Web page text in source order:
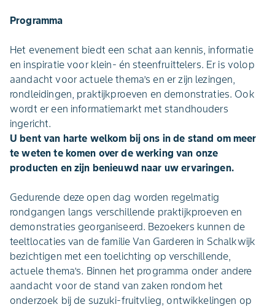
Programma
Het evenement biedt een schat aan kennis, informatie
en inspiratie voor klein- én steenfruittelers. Er is volop
aandacht voor actuele thema’s en er zijn lezingen,
rondleidingen, praktijkproeven en demonstraties. Ook
wordt er een informatiemarkt met standhouders
ingericht.
U bent van harte welkom bij ons in de stand om meer
te weten te komen over de werking van onze
producten en zijn benieuwd naar uw ervaringen.
Gedurende deze open dag worden regelmatig
rondgangen langs verschillende praktijkproeven en
demonstraties georganiseerd. Bezoekers kunnen de
teeltlocaties van de familie Van Garderen in Schalkwijk
bezichtigen met een toelichting op verschillende,
actuele thema’s. Binnen het programma onder andere
aandacht voor de stand van zaken rondom het
onderzoek bij de suzuki-fruitvlieg, ontwikkelingen op